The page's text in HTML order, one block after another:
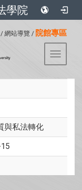
學院
/ 網站導覽 / 院館專區
Toggle
與私法轉化